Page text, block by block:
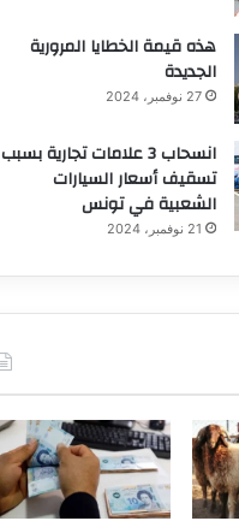
هذه قيمة الخطايا المرورية
الجديدة
27 نوفمبر، 2024
انسحاب 3 علامات تجارية بسبب
تسقيف أسعار السيارات
الشعبية في تونس
21 نوفمبر، 2024